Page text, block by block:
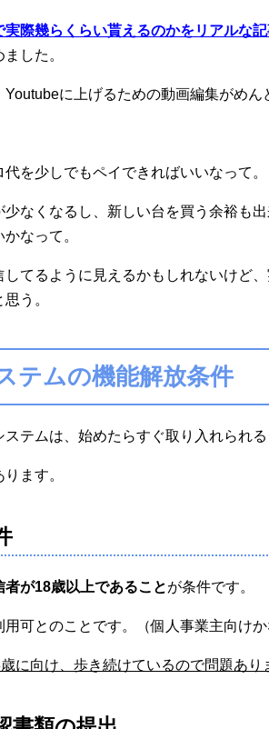
実際幾らくらい貰えるのかをリアルな
した。
Youtubeに上げるための動画編集がめん
を少しでもペイできればいいなって。
少なくなるし、新しい台を買う余裕も
なって。
してるように見えるかもしれないけど
う。
テムの機能解放条件
ステムは、始めたらすぐ取り入れられ
ます。
者が18歳以上であることが条件です。
可とのことです。（個人事業主向けか
に向け、歩き続けているので問題あり